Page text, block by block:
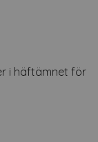
i häftämnet för